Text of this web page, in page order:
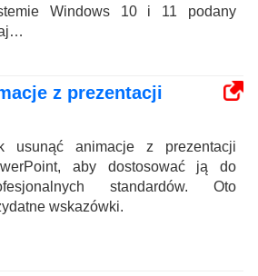
Windows 10 i 11 podany
z prezentacji
usunąć animacje z prezentacji
aby dostosować ją do
standardów. Oto
wskazówki.